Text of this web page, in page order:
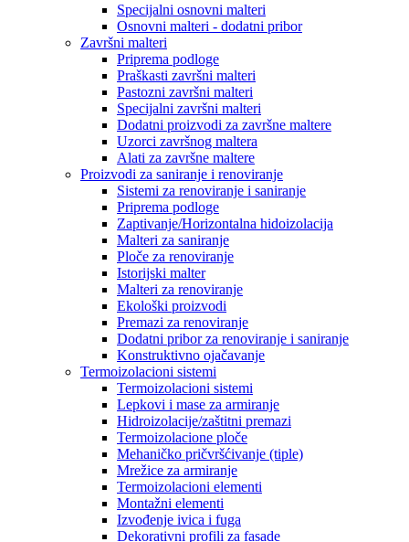
Specijalni osnovni malteri
Osnovni malteri - dodatni pribor
Završni malteri
Priprema podloge
Praškasti završni malteri
Pastozni završni malteri
Specijalni završni malteri
Dodatni proizvodi za završne maltere
Uzorci završnog maltera
Alati za završne maltere
Proizvodi za saniranje i renoviranje
Sistemi za renoviranje i saniranje
Priprema podloge
Zaptivanje/Horizontalna hidoizolacija
Malteri za saniranje
Ploče za renoviranje
Istorijski malter
Malteri za renoviranje
Ekološki proizvodi
Premazi za renoviranje
Dodatni pribor za renoviranje i saniranje
Konstruktivno ojačavanje
Termoizolacioni sistemi
Termoizolacioni sistemi
Lepkovi i mase za armiranje
Hidroizolacije/zaštitni premazi
Termoizolacione ploče
Mehaničko pričvršćivanje (tiple)
Mrežice za armiranje
Termoizolacioni elementi
Montažni elementi
Izvođenje ivica i fuga
Dekorativni profili za fasade